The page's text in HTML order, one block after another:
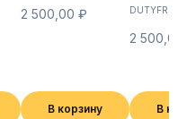
2 500,00 ₽
В корзину
2 500,00
В